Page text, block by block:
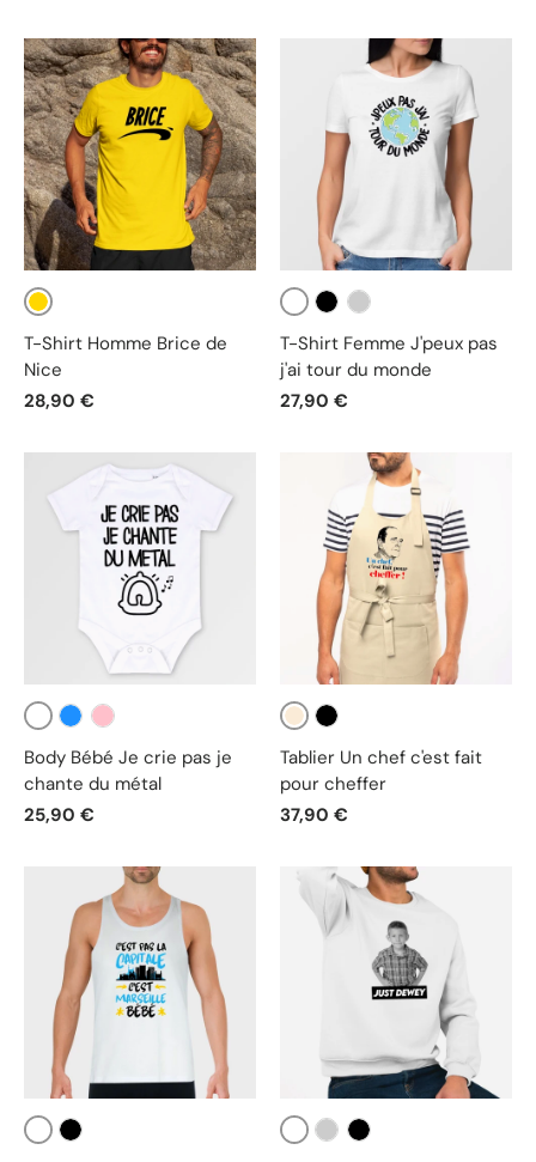
Jaune
T-Shirt Homme Brice de
Nice
28,90 €
Blanc
T-Shirt Femme J'peux pas
j'ai tour du monde
27,90 €
Blanc
Body Bébé Je crie pas je
chante du métal
25,90 €
Beige
Tablier Un chef c'est fait
pour cheffer
37,90 €
Blanc Blanc